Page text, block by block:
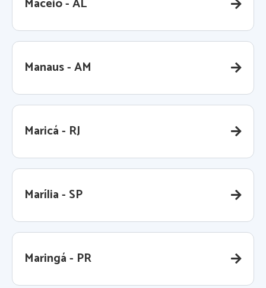
Maceió - AL
Manaus - AM
Maricá - RJ
Marília - SP
Maringá - PR